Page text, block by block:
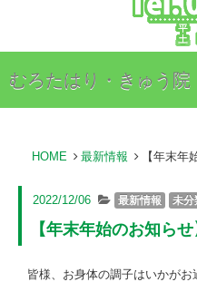
むろたはり・きゅう院
治療料金のご案内
アクセス
スタッフ紹介
お問い合わせ
HOME 最新情報 【年末年
2022/12/06 最新情報 未分
【年末年始のお知らせ
皆様、お身体の調子はいかがお